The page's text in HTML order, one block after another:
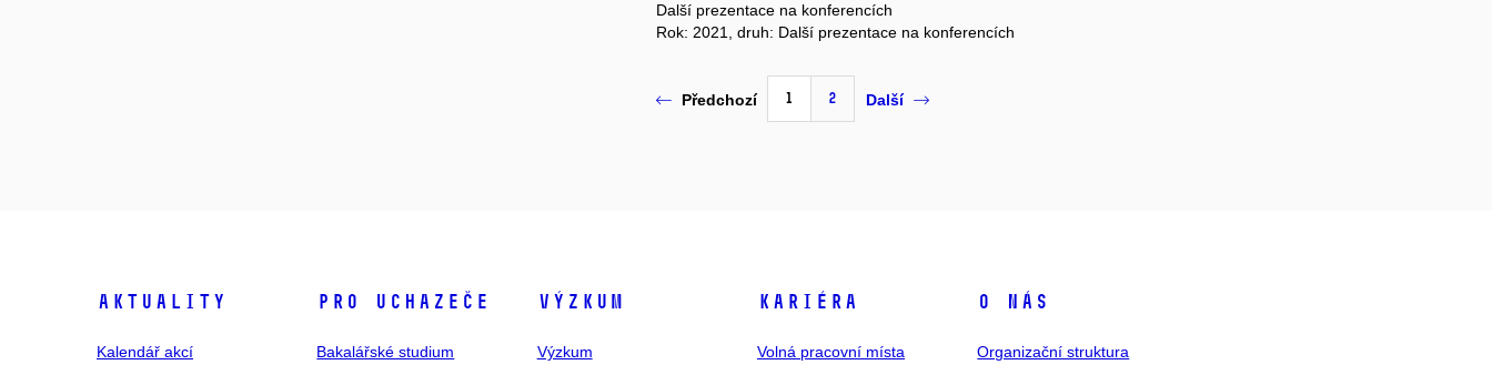
Další prezentace na konferencích
Rok: 2021, druh: Další prezentace na konferencích
Předchozí 1 2 Další
Aktuality
Kalendář akcí
Pro uchazeče
Bakalářské studium
Výzkum
Výzkum
Kariéra
Volná pracovní místa
O nás
Organizační struktura